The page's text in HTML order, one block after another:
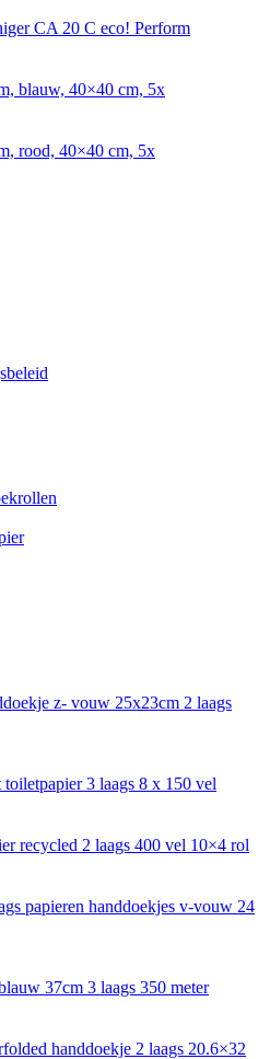
CA 20 C eco! Perform
blauw, 40×40 cm, 5x
rood, 40×40 cm, 5x
z- vouw 25x23cm 2 laags
toiletpapier 3 laags 8 x 150 vel
recycled 2 laags 400 vel 10×4 rol
papieren handdoekjes v-vouw 24
37cm 3 laags 350 meter
handdoekje 2 laags 20.6×32